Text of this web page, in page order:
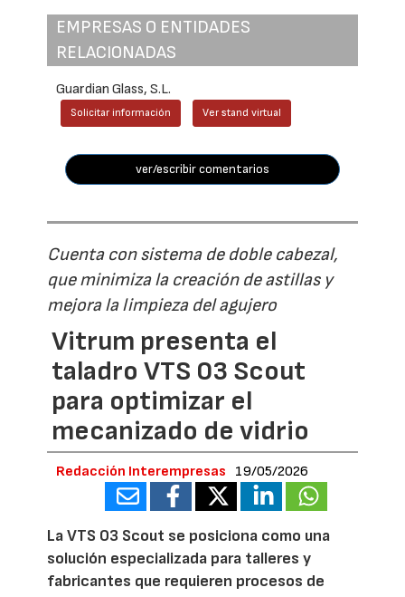
EMPRESAS O ENTIDADES
RELACIONADAS
Guardian Glass, S.L.
Solicitar información Ver stand virtual
ver/escribir comentarios
Cuenta con sistema de doble cabezal,
que minimiza la creación de astillas y
mejora la limpieza del agujero
Vitrum presenta el
taladro VTS 03 Scout
para optimizar el
mecanizado de vidrio
Redacción Interempresas 19/05/2026
La VTS 03 Scout se posiciona como una
solución especializada para talleres y
fabricantes que requieren procesos de